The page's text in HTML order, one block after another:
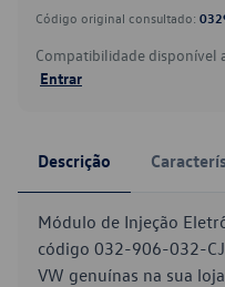
Código original consultado:
Compatibilidade disponível
Entrar
Descrição
Módulo de Injeção
código 032-906-032-CJ
VW genuínas na sua